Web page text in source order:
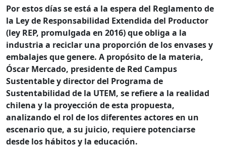
Por estos días se está a la espera del Reglamento de
la Ley de Responsabilidad Extendida del Productor
(ley REP, promulgada en 2016) que obliga a la
industria a reciclar una proporción de los envases y
embalajes que genere. A propósito de la materia,
Óscar Mercado, presidente de Red Campus
Sustentable y director del Programa de
Sustentabilidad de la UTEM, se refiere a la realidad
chilena y la proyección de esta propuesta,
analizando el rol de los diferentes actores en un
escenario que, a su juicio, requiere potenciarse
desde los hábitos y la educación.